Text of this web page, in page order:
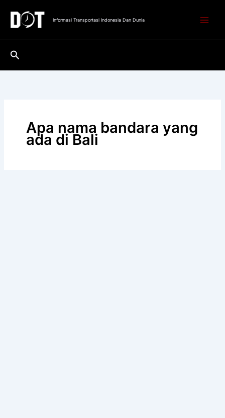
konten
Informasi Transportasi Indonesia Dan Dunia
Cari
Apa nama bandara yang
ada di Bali